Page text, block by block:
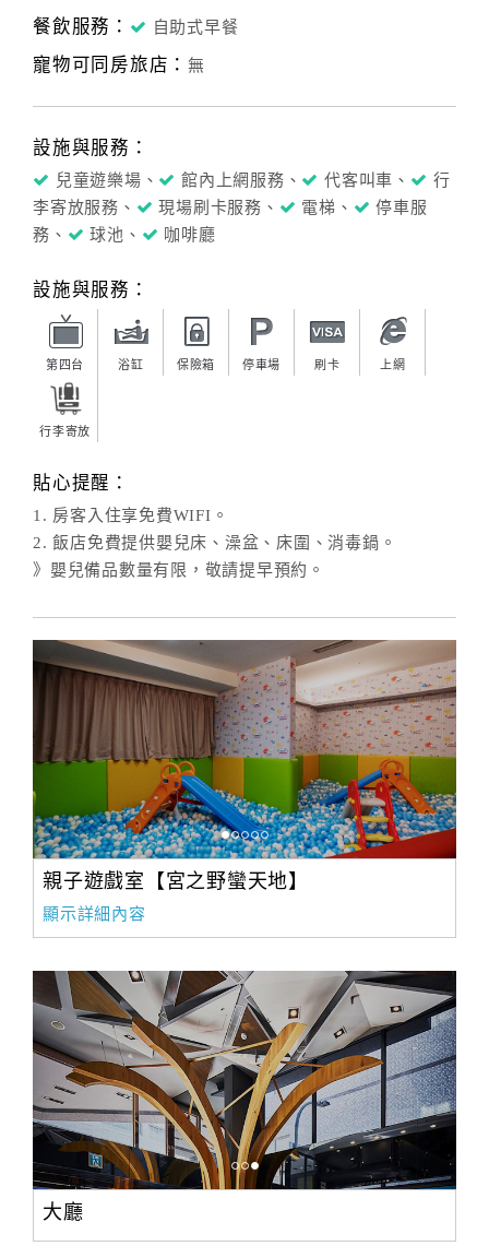
餐飲服務：
自助式早餐
寵物可同房旅店： 無
設施與服務：
兒童遊樂場、 館內上網服務、 代客叫車、
行
李寄放服務、
現場刷卡服務、 電梯、
停車服
務、
球池、 咖啡廳
設施與服務：
第四台 浴缸 保險箱 停車場 刷卡 上網
行李寄放
貼心提醒：
1. 房客入住享免費WIFI。
2. 飯店免費提供嬰兒床、澡盆、床圍、消毒鍋。
》嬰兒備品數量有限，敬請提早預約。
親子遊戲室【宮之野蠻天地】
顯示詳細內容
大廳